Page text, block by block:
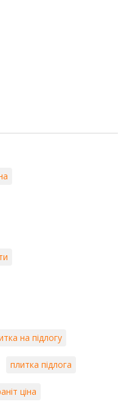
на підлогу
плитка підлога
ціна